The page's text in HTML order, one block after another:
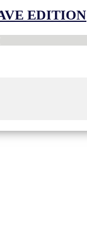
EDITION